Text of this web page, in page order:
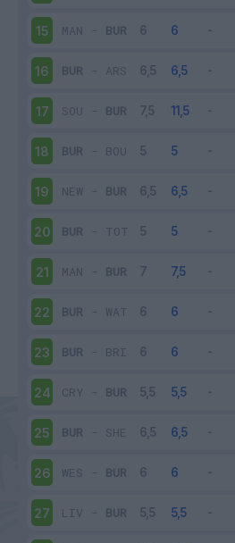
15 MAN - BUR
16 BUR - ARS
17 SOU - BUR
18 BUR - BOU
19 NEW - BUR
20 BUR - TOT
21 MAN - BUR
22 BUR - WAT
23 BUR - BRI
24 CRY - BUR
25 BUR - SHE
26 WES - BUR
27 LIV - BUR